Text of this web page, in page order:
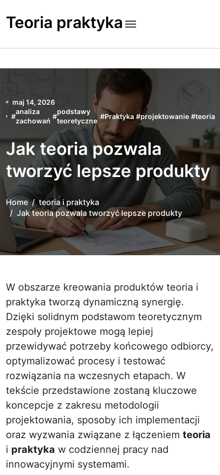
to
content
Teoria praktyka
maj 14, 2026
#
analiza
zachowań
#
podstawy
teoretyczne
#Praktyka #projektowanie #teoria
Jak teoria pozwala
tworzyć lepsze produkty
Home
teoria i praktyka
Jak teoria pozwala tworzyć lepsze produkty
W obszarze kreowania produktów teoria i
praktyka tworzą dynamiczną synergię.
Dzięki solidnym podstawom teoretycznym
zespoły projektowe mogą lepiej
przewidywać potrzeby końcowego odbiorcy,
optymalizować procesy i testować
rozwiązania na wczesnych etapach. W
tekście przedstawione zostaną kluczowe
koncepcje z zakresu metodologii
projektowania, sposoby ich implementacji
oraz wyzwania związane z łączeniem teoria
i praktyka w codziennej pracy nad
innowacyjnymi systemami.